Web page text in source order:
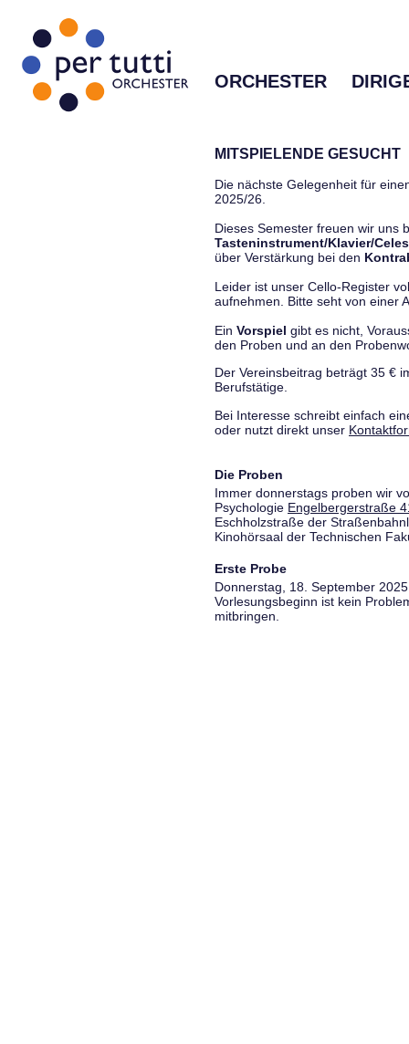
ORCHESTER
MITSPIELENDE GESUCHT
Die nächste Gelegenheit für
2025/26.
Dieses Semester freuen wir uns
Tasteninstrument/Klavier/
über Verstärkung bei den
Leider ist unser Cello-Register
aufnehmen. Bitte seht von einer
Ein Vorspiel gibt es nicht,
den Proben und an den
Der Vereinsbeitrag beträgt 35 €
Berufstätige.
Bei Interesse schreibt einfach
oder nutzt direkt unser
Die Proben
Immer donnerstags proben wir
Psychologie Engelbergerstraße
Eschholzstraße der
Kinohörsaal der Technischen
Erste Probe
Donnerstag, 18. September
Vorlesungsbeginn ist kein
mitbringen.